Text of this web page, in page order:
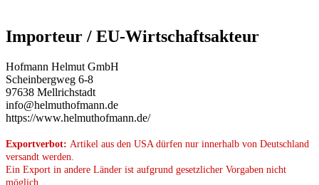
Importeur / EU-Wirtschaftsakteur
Hofmann Helmut GmbH
Scheinbergweg 6-8
97638 Mellrichstadt
info@helmuthofmann.de
https://www.helmuthofmann.de/
Exportverbot: Artikel aus den USA dürfen nur innerhalb von Deutschland
versandt werden.
Ein Export in andere Länder ist aufgrund gesetzlicher Vorgaben nicht
möglich.